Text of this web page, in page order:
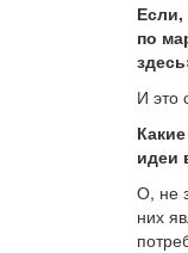
Если,
по
И это
идеи
О, не
них